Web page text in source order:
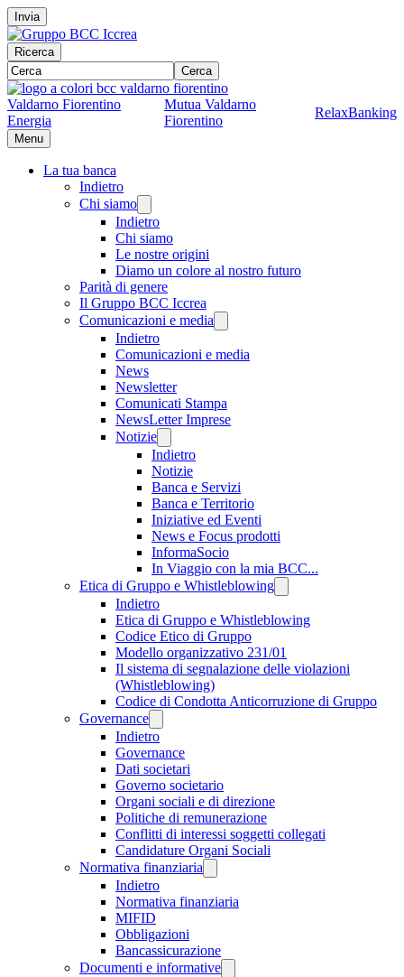
Invia
Ricerca
Cerca
Valdarno Fiorentino
Energia
Mutua Valdarno
Fiorentino
RelaxBanking
Menu
La tua banca
Indietro
Chi siamo
Indietro
Chi siamo
Le nostre origini
Diamo un colore al nostro futuro
Parità di genere
Il Gruppo BCC Iccrea
Comunicazioni e media
Indietro
Comunicazioni e media
News
Newsletter
Comunicati Stampa
NewsLetter Imprese
Notizie
Indietro
Notizie
Banca e Servizi
Banca e Territorio
Iniziative ed Eventi
News e Focus prodotti
InformaSocio
In Viaggio con la mia BCC...
Etica di Gruppo e Whistleblowing
Indietro
Etica di Gruppo e Whistleblowing
Codice Etico di Gruppo
Modello organizzativo 231/01
Il sistema di segnalazione delle violazioni
(Whistleblowing)
Codice di Condotta Anticorruzione di Gruppo
Governance
Indietro
Governance
Dati societari
Governo societario
Organi sociali e di direzione
Politiche di remunerazione
Conflitti di interessi soggetti collegati
Candidature Organi Sociali
Normativa finanziaria
Indietro
Normativa finanziaria
MIFID
Obbligazioni
Bancassicurazione
Documenti e informative